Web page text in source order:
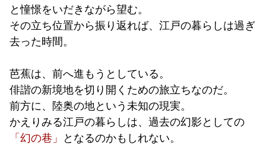
と憧憬をいだきながら望む。
その立ち位置から振り返れば、江戸の暮らしは過ぎ
去った時間。
芭蕉は、前へ進もうとしている。
俳諧の新境地を切り開くための旅立ちなのだ。
前方に、陸奥の地という未知の現実。
かえりみる江戸の暮らしは、過去の幻影としての
「幻の巷」
となるのかもしれない。